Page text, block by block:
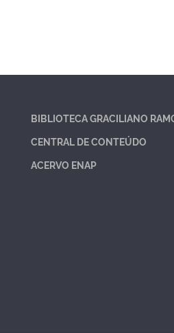
BIBLIOTECA GRACILIANO
CENTRAL DE CONTEÚDO
ACERVO ENAP